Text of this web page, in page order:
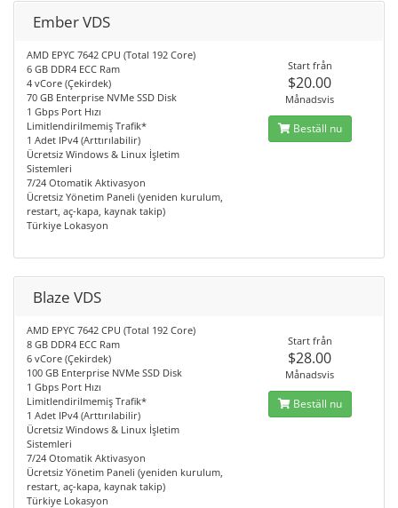
Ember VDS
AMD EPYC 7642 CPU (Total 192 Core)
6 GB DDR4 ECC Ram
4 vCore (Çekirdek)
70 GB Enterprise NVMe SSD Disk
1 Gbps Port Hızı
Limitlendirilmemiş Trafik*
1 Adet IPv4 (Arttırılabilir)
Ücretsiz Windows & Linux İşletim
Sistemleri
7/24 Otomatik Aktivasyon
Ücretsiz Yönetim Paneli (yeniden kurulum,
restart, aç-kapa, kaynak takip)
Türkiye Lokasyon
Start från
$20.00
Månadsvis
Beställ nu
Blaze VDS
AMD EPYC 7642 CPU (Total 192 Core)
8 GB DDR4 ECC Ram
6 vCore (Çekirdek)
100 GB Enterprise NVMe SSD Disk
1 Gbps Port Hızı
Limitlendirilmemiş Trafik*
1 Adet IPv4 (Arttırılabilir)
Ücretsiz Windows & Linux İşletim
Sistemleri
7/24 Otomatik Aktivasyon
Ücretsiz Yönetim Paneli (yeniden kurulum,
restart, aç-kapa, kaynak takip)
Türkiye Lokasyon
Start från
$28.00
Månadsvis
Beställ nu